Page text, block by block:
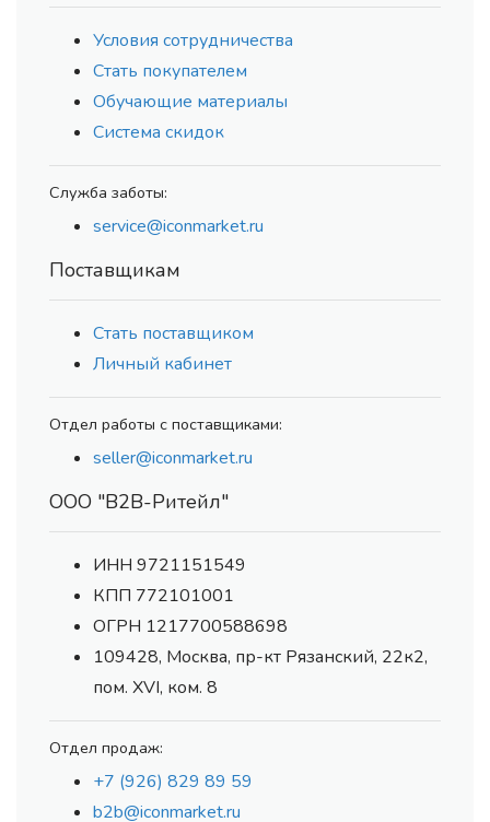
Условия сотрудничества
Стать покупателем
Обучающие материалы
Система скидок
Служба заботы:
service@iconmarket.ru
Поставщикам
Стать поставщиком
Личный кабинет
Отдел работы с поставщиками:
seller@iconmarket.ru
ООО "В2В-Ритейл"
ИНН 9721151549
КПП 772101001
ОГРН 1217700588698
109428, Москва, пр-кт Рязанский, 22к2,
пом. XVI, ком. 8
Отдел продаж:
+7 (926) 829 89 59
b2b@iconmarket.ru